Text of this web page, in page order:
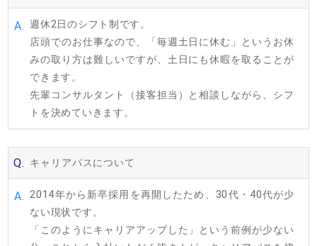
A. 週休2日のシフト制です。
店頭でのお仕事なので、「毎週土日に休む」というお休
みの取り方は難しいですが、土日にも休暇を取ることが
できます。
先輩コンサルタント（接客担当）と相談しながら、シフ
トを決めていきます。
Q. キャリアパスについて
A. 2014年から新卒採用を再開したため、30代・40代が少
ない現状です。
「このようにキャリアアップした」という前例が少ない